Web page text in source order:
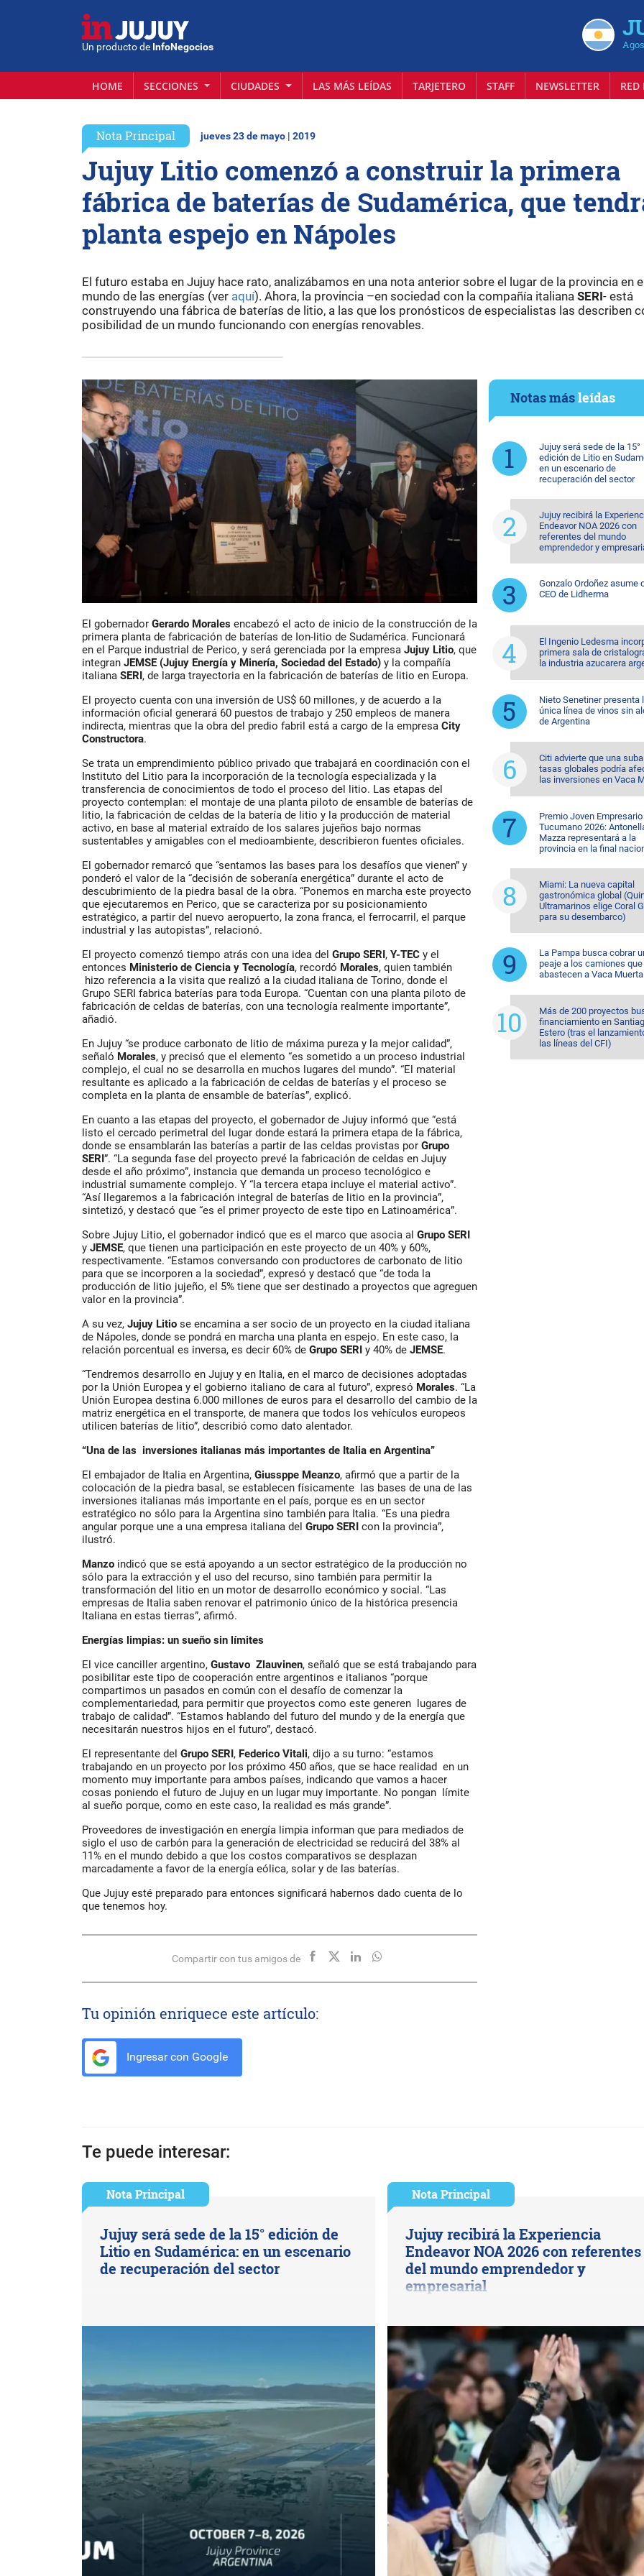
Un producto de InfoNegocios
HOME SECCIONES CIUDADES LAS MÁS LEÍDAS TARJETERO STAFF NEWSLETTER RED
Nota Principal jueves 23 de mayo | 2019
Jujuy Litio comenzó a construir la primera
fábrica de baterías de Sudamérica, que
planta espejo en Nápoles
El futuro estaba en Jujuy hace rato, analizábamos en una nota anterior sobre el lugar de la provincia en el
mundo de las energías (ver aquí). Ahora, la provincia –en sociedad con la compañía italiana SERI- está
construyendo una fábrica de baterías de litio, a las que los pronósticos de especialistas las describen
posibilidad de un mundo funcionando con energías renovables.
El gobernador Gerardo Morales encabezó el acto de inicio de la construcción de la
primera planta de fabricación de baterías de Ion-litio de Sudamérica. Funcionará
en el Parque industrial de Perico, y será gerenciada por la empresa Jujuy Litio, que
integran JEMSE (Jujuy Energía y Minería, Sociedad del Estado) y la compañía
italiana SERI , de larga trayectoria en la fabricación de baterías de litio en Europa.
El proyecto cuenta con una inversión de US$ 60 millones, y de acuerdo a la
información oficial generará 60 puestos de trabajo y 250 empleos de manera
indirecta, mientras que la obra del predio fabril está a cargo de la empresa City
Constructora.
Se trata un emprendimiento público privado que trabajará en coordinación con el
Instituto del Litio para la incorporación de la tecnología especializada y la
transferencia de conocimientos de todo el proceso del litio. Las etapas del
proyecto contemplan: el montaje de una planta piloto de ensamble de baterías de
litio, la fabricación de celdas de la batería de litio y la producción de material
activo, en base al material extraído de los salares jujeños bajo normas
sustentables y amigables con el medioambiente, describieron fuentes oficiales.
El gobernador remarcó que “sentamos las bases para los desafíos que vienen” y
ponderó el valor de la “decisión de soberanía energética” durante el acto de
descubrimiento de la piedra basal de la obra. “Ponemos en marcha este proyecto
que ejecutaremos en Perico, que se caracteriza por su posicionamiento
estratégico, a partir del nuevo aeropuerto, la zona franca, el ferrocarril, el parque
industrial y las autopistas”, relacionó.
El proyecto comenzó tiempo atrás con una idea del Grupo SERI , Y-TEC y el
entonces Ministerio de Ciencia y Tecnología, recordó Morales, quien también
hizo referencia a la visita que realizó a la ciudad italiana de Torino, donde el
Grupo SERI fabrica baterías para toda Europa. “Cuentan con una planta piloto de
fabricación de celdas de baterías, con una tecnología realmente importante”,
añadió.
En Jujuy “se produce carbonato de litio de máxima pureza y la mejor calidad”,
señaló Morales, y precisó que el elemento “es sometido a un proceso industrial
complejo, el cual no se desarrolla en muchos lugares del mundo”. “El material
resultante es aplicado a la fabricación de celdas de baterías y el proceso se
completa en la planta de ensamble de baterías”, explicó.
En cuanto a las etapas del proyecto, el gobernador de Jujuy informó que “está
listo el cercado perimetral del lugar donde estará la primera etapa de la fábrica,
donde se ensamblarán las baterías a partir de las celdas provistas por Grupo
SERI ”. “La segunda fase del proyecto prevé la fabricación de celdas en Jujuy
desde el año próximo”, instancia que demanda un proceso tecnológico e
industrial sumamente complejo. Y “la tercera etapa incluye el material activo”.
“Así llegaremos a la fabricación integral de baterías de litio en la provincia”,
sintetizó, y destacó que “es el primer proyecto de este tipo en Latinoamérica”.
Sobre Jujuy Litio, el gobernador indicó que es el marco que asocia al Grupo SERI
y JEMSE, que tienen una participación en este proyecto de un 40% y 60%,
respectivamente. “Estamos conversando con productores de carbonato de litio
para que se incorporen a la sociedad”, expresó y destacó que “de toda la
producción de litio jujeño, el 5% tiene que ser destinado a proyectos que agreguen
valor en la provincia”.
A su vez, Jujuy Litio se encamina a ser socio de un proyecto en la ciudad italiana
de Nápoles, donde se pondrá en marcha una planta en espejo. En este caso, la
relación porcentual es inversa, es decir 60% de Grupo SERI y 40% de JEMSE.
“Tendremos desarrollo en Jujuy y en Italia, en el marco de decisiones adoptadas
por la Unión Europea y el gobierno italiano de cara al futuro”, expresó Morales. “La
Unión Europea destina 6.000 millones de euros para el desarrollo del cambio de la
matriz energética en el transporte, de manera que todos los vehículos europeos
utilicen baterías de litio”, describió como dato alentador.
“Una de las inversiones italianas más importantes de Italia en Argentina”
El embajador de Italia en Argentina, Giussppe Meanzo, afirmó que a partir de la
colocación de la piedra basal, se establecen físicamente las bases de una de las
inversiones italianas más importante en el país, porque es en un sector
estratégico no sólo para la Argentina sino también para Italia. “Es una piedra
angular porque une a una empresa italiana del Grupo SERI con la provincia”,
ilustró.
Manzo indicó que se está apoyando a un sector estratégico de la producción no
sólo para la extracción y el uso del recurso, sino también para permitir la
transformación del litio en un motor de desarrollo económico y social. “Las
empresas de Italia saben renovar el patrimonio único de la histórica presencia
Italiana en estas tierras”, afirmó.
Energías limpias: un sueño sin límites
El vice canciller argentino, Gustavo Zlauvinen, señaló que se está trabajando para
posibilitar este tipo de cooperación entre argentinos e italianos “porque
compartimos un pasados en común con el desafío de comenzar la
complementariedad, para permitir que proyectos como este generen lugares de
trabajo de calidad”. “Estamos hablando del futuro del mundo y de la energía que
necesitarán nuestros hijos en el futuro”, destacó.
El representante del Grupo SERI , Federico Vitali, dijo a su turno: “estamos
trabajando en un proyecto por los próximo 450 años, que se hace realidad en un
momento muy importante para ambos países, indicando que vamos a hacer
cosas poniendo el futuro de Jujuy en un lugar muy importante. No pongan límite
al sueño porque, como en este caso, la realidad es más grande”.
Proveedores de investigación en energía limpia informan que para mediados de
siglo el uso de carbón para la generación de electricidad se reducirá del 38% al
11% en el mundo debido a que los costos comparativos se desplazan
marcadamente a favor de la energía eólica, solar y de las baterías.
Que Jujuy esté preparado para entonces significará habernos dado cuenta de lo
que tenemos hoy.
Compartir con tus amigos de
Tu opinión enriquece este artículo:
Ingresar con Google
Notas másleídas
Jujuy será sede de la 15°
edición de Litio en
en un escenario de
recuperación del sector
Jujuy recibirá la
Endeavor NOA 2026 con
referentes del mundo
emprendedor y
Gonzalo Ordoñez asume
CEO de Lidherma
El Ingenio Ledesma
primera sala de
la industria azucarera
Nieto Senetiner presenta
única línea de vinos sin
de Argentina
Citi advierte que una
tasas globales podría
las inversiones en Vaca
Premio Joven Empresario
Tucumano 2026:
Mazza representará a la
provincia en la final
Miami: La nueva capital
gastronómica global
Ultramarinos elige Coral
para su desembarco)
La Pampa busca cobrar
peaje a los camiones que
abastecen a Vaca Muerta
Más de 200 proyectos
financiamiento en
Estero (tras el
las líneas del CFI)
Te puede interesar:
Nota Principal
Jujuy será sede de la 15° edición de
Litio en Sudamérica: en un escenario
de recuperación del sector
Nota Principal
Jujuy recibirá la Experiencia
Endeavor NOA 2026 con referentes
del mundo emprendedor y
empresarial